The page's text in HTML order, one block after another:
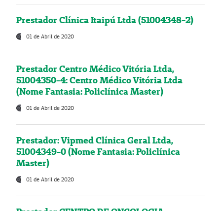
Prestador Clínica Itaipú Ltda (51004348-2)
01 de Abril de 2020
Prestador Centro Médico Vitória Ltda,
51004350-4: Centro Médico Vitória Ltda
(Nome Fantasia: Policlínica Master)
01 de Abril de 2020
Prestador: Vipmed Clínica Geral Ltda,
51004349-0 (Nome Fantasia: Policlínica
Master)
01 de Abril de 2020